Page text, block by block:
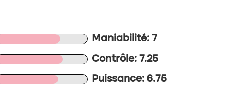
Maniabilité: 7
Contrôle: 7.25
Puissance: 6.75